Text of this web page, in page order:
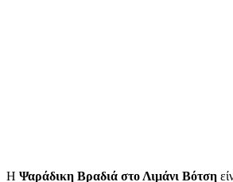
Η Ψαράδικη Βραδιά στο Λιμάνι Βότση